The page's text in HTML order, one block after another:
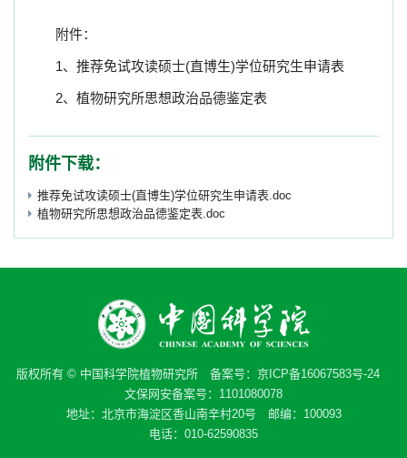
附件：
1、推荐免试攻读硕士(直博生)学位研究生申请表
2、植物研究所思想政治品德鉴定表
附件下载：
推荐免试攻读硕士(直博生)学位研究生申请表.doc
植物研究所思想政治品德鉴定表.doc
版权所有 © 中国科学院植物研究所 备案号： 京ICP备16067583号-24
文保网安备案号：1101080078
地址：北京市海淀区香山南辛村20号 邮编：100093
电话：010-62590835